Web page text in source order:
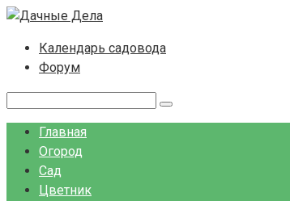
Перейти
контентуКалендарь садовода
Форум
Главная
Огород
Сад
Цветник